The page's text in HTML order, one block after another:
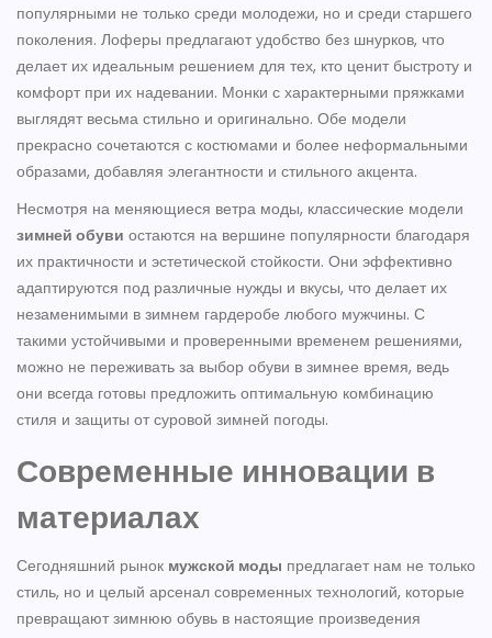
популярными не только среди молодежи, но и среди старшего
поколения. Лоферы предлагают удобство без шнурков, что
делает их идеальным решением для тех, кто ценит быстроту и
комфорт при их надевании. Монки с характерными пряжками
выглядят весьма стильно и оригинально. Обе модели
прекрасно сочетаются с костюмами и более неформальными
образами, добавляя элегантности и стильного акцента.
Несмотря на меняющиеся ветра моды, классические модели
зимней обуви остаются на вершине популярности благодаря
их практичности и эстетической стойкости. Они эффективно
адаптируются под различные нужды и вкусы, что делает их
незаменимыми в зимнем гардеробе любого мужчины. С
такими устойчивыми и проверенными временем решениями,
можно не переживать за выбор обуви в зимнее время, ведь
они всегда готовы предложить оптимальную комбинацию
стиля и защиты от суровой зимней погоды.
Современные инновации в
материалах
Сегодняшний рынок мужской моды предлагает нам не только
стиль, но и целый арсенал современных технологий, которые
превращают зимнюю обувь в настоящие произведения